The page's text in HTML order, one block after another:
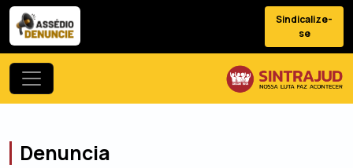
Sindicalize-
se
Denuncia